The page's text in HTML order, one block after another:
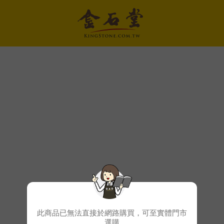
此商品已無法直接於網路購買，可至實體門市
選購